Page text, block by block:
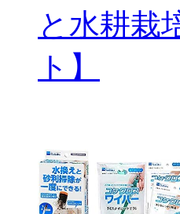
と水耕栽
ト】